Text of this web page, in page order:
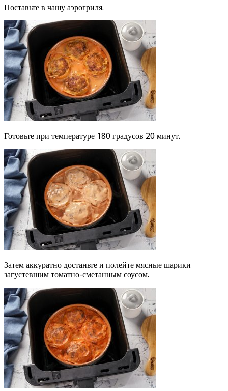
Поставьте в чашу аэрогриля.
Готовьте при температуре 180 градусов 20 минут.
Затем аккуратно достаньте и полейте мясные шарики
загустевшим томатно-сметанным соусом.